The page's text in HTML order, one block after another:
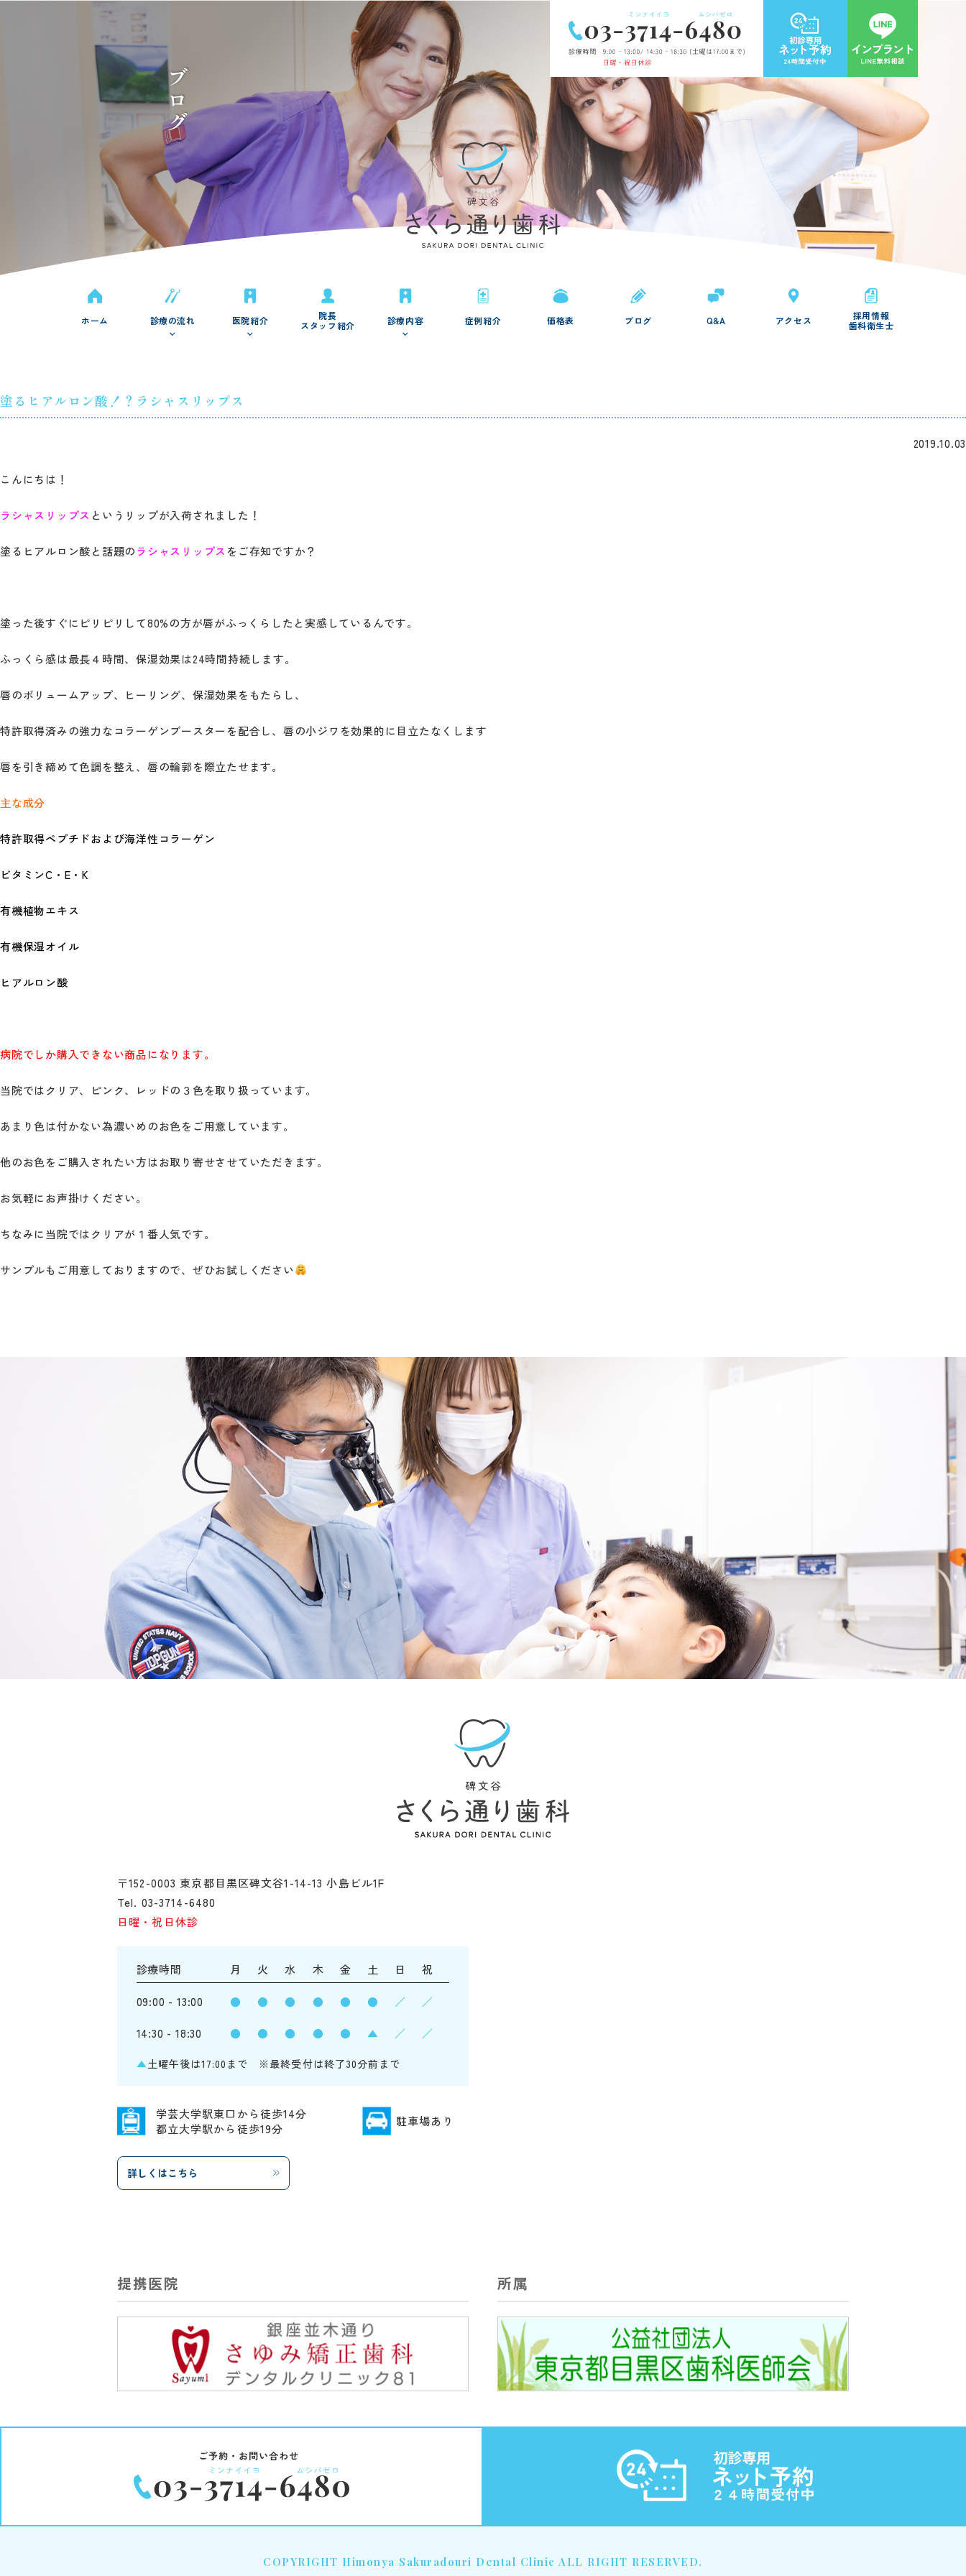
ブログ
ホーム 診療の流れ 医院紹介
院長
スタッフ紹介
診療内容 症例紹介 価格表 ブログ Q&A アクセス
採用情報
歯科衛生士
塗るヒアルロン酸！？ラシャスリップス
2019.10.03
こんにちは！
ラシャスリップス というリップが入荷されました！
塗るヒアルロン酸と話題のラシャスリップスをご存知ですか？
塗った後すぐにピリピリして80%の方が唇がふっくらしたと実感しているんです。
ふっくら感は最長４時間、保湿効果は24時間持続します。
唇のボリュームアップ、ヒーリング、保湿効果をもたらし、
特許取得済みの強力なコラーゲンブースターを配合し、唇の小ジワを効果的に目立たなくします
唇を引き締めて色調を整え、唇の輪郭を際立たせます。
主な成分
特許取得ペプチドおよび海洋性コラーゲン
ビタミンC・E・K
有機植物エキス
有機保湿オイル
ヒアルロン酸
病院でしか購入できない商品になります。
当院ではクリア、ピンク、レッドの３色を取り扱っています。
あまり色は付かない為濃いめのお色をご用意しています。
他のお色をご購入されたい方はお取り寄せさせていただきます。
お気軽にお声掛けください。
ちなみに当院ではクリアが１番人気です。
サンプルもご用意しておりますので、ぜひお試しください
〒152-0003 東京都目黒区碑文谷1-14-13 小島ビル1F
Tel. 03-3714-6480
日曜・祝日休診
診療時間 月 火 水 木 金 土 日 祝
09:00 - 13:00 ● ● ● ● ● ● ／ ／
14:30 - 18:30 ● ● ● ● ● ▲ ／ ／
▲土曜午後は17:00まで ※最終受付は終了30分前まで
学芸大学駅東口から徒歩14分
都立大学駅から徒歩19分
駐車場あり
詳しくはこちら
提携医院 所属
COPYRIGHT Himonya Sakuradouri Dental Clinic ALL RIGHT RESERVED.